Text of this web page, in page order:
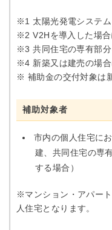
※1 太陽光発電システム
※2 V2Hを導入した場合
※3 共同住宅の専有部分
※4 新築又は建売の場合
※ 補助金の交付対象は
補助対象者
市内の個人住宅に
建、共同住宅の専
する場合）
※マンション・アパー
人住宅となります。